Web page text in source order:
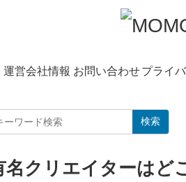
運営会社情報 お問い合わせ
検索
名クリエイターはど